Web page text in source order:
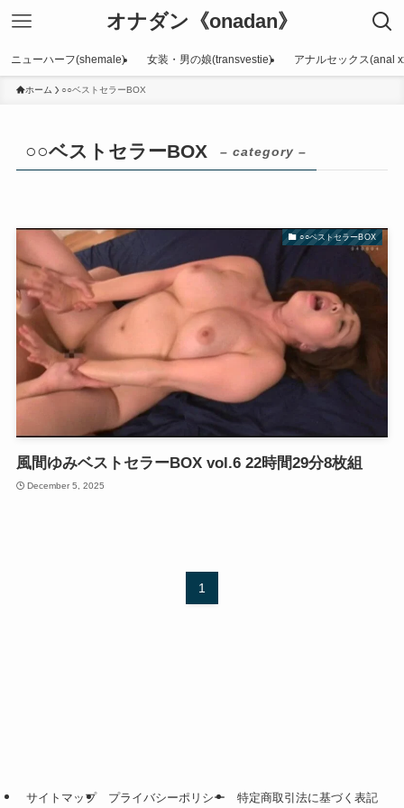
オナダン《onadan》
ニューハーフ(shemale) 女装・男の娘(transvestie) アナルセックス(anal
ホーム ○○ベストセラーBOX
○○ベストセラーBOX – category –
○○ベストセラーBOX
風間ゆみベストセラーBOX vol.6 22時間29分8枚組
December 5, 2025
1
サイトマップ プライバシーポリシー 特定商取引法に基づく表記